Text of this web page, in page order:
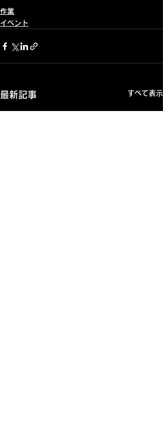
作業
イベント
最新記事 すべて表示